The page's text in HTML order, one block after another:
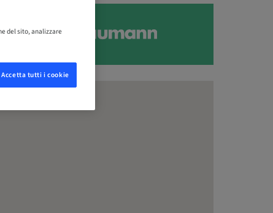
del sito, analizzare
Accetta tutti i cookie